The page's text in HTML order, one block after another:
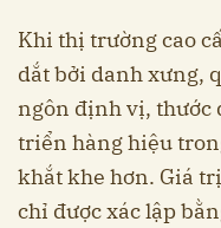
Khi thị trường cao
dắt bởi danh xưng,
ngôn định vị, thước
triển hàng hiệu
khắt khe hơn. Giá
chỉ được xác lập